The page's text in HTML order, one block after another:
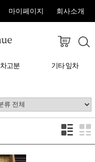
마이페이지 회사소개
차고분 기타 잎차